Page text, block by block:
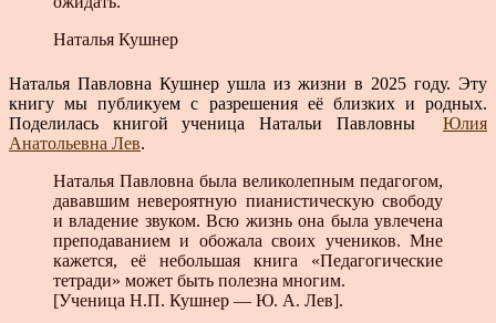
Наталья Кушнер
Наталья Павловна Кушнер ушла из жизни в 2025 году. Эту
книгу мы публикуем с разрешения её близких и родных.
Поделилась книгой ученица Натальи Павловны Юлия
Анатольевна Лев.
Наталья Павловна была великолепным педагогом,
дававшим невероятную пианистическую свободу
и владение звуком. Всю жизнь она была увлечена
преподаванием и обожала своих учеников. Мне
кажется, её небольшая книга «Педагогические
тетради» может быть полезна многим.
[Ученица Н.П. Кушнер — Ю. А. Лев].